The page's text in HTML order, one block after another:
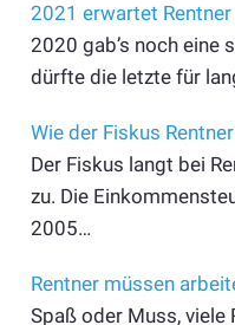
2021 erwartet
2020 gab’s noch eine
dürfte die letzte für
Wie der Fiskus
Der Fiskus langt bei
zu. Die
2005…
Rentner müssen
Spaß oder Muss, viele